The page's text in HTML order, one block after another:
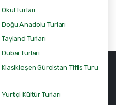
Okul Turları
Doğu Anadolu Turları
Tayland Turları
Dubai Turları
Klasikleşen Gürcistan Tiflis Turu
Yurtiçi Kültür Turları